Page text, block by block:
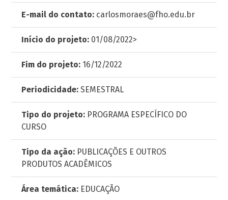
E-mail do contato: carlosmoraes@fho.edu.br
Início do projeto: 01/08/2022>
Fim do projeto: 16/12/2022
Periodicidade: SEMESTRAL
Tipo do projeto: PROGRAMA ESPECÍFICO DO
CURSO
Tipo da ação: PUBLICAÇÕES E OUTROS
PRODUTOS ACADÊMICOS
Área temática: EDUCAÇÃO